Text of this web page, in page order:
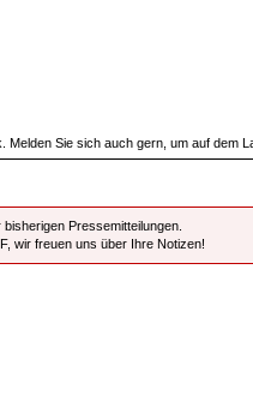
Sie sich auch gern, um auf dem
bisherigen Pressemitteilungen.
wir freuen uns über Ihre Notizen!